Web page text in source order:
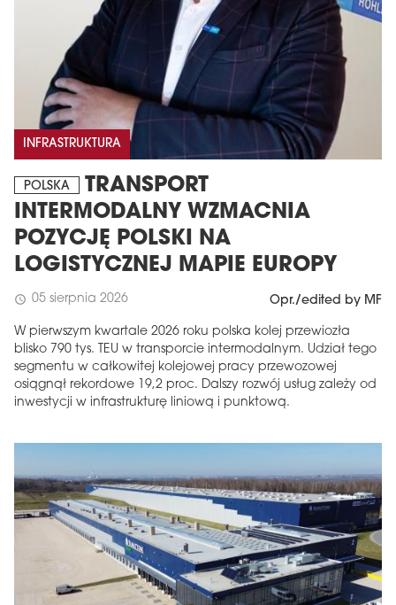
INFRASTRUKTURA
POLSKA
TRANSPORT
INTERMODALNY WZMACNIA
POZYCJĘ POLSKI NA
LOGISTYCZNEJ MAPIE EUROPY
schedule 05 sierpnia 2026 Opr./edited by MF
W pierwszym kwartale 2026 roku polska kolej przewiozła
blisko 790 tys. TEU w transporcie intermodalnym. Udział tego
segmentu w całkowitej kolejowej pracy przewozowej
osiągnął rekordowe 19,2 proc. Dalszy rozwój usług zależy od
inwestycji w infrastrukturę liniową i punktową.